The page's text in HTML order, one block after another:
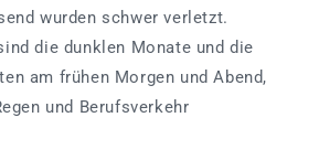
wurden schwer verletzt.
die dunklen Monate und die
am frühen Morgen und Abend,
und Berufsverkehr